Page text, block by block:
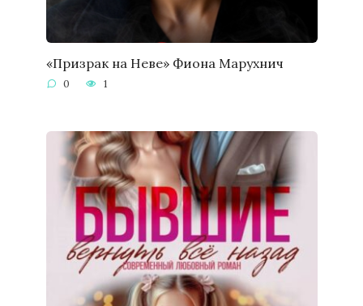
«Призрак на Неве» Фиона Марухнич
0 1